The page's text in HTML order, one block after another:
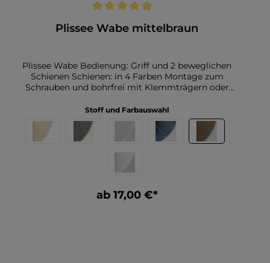
Plissee Wabe mittelbraun
Plissee Wabe Bedienung: Griff und 2 beweglichen
Schienen Schienen: in 4 Farben Montage zum
Schrauben und bohrfrei mit Klemmträgern oder
Höhe bis 220cm Weitere Informationen zu
unserem Plissee Wabe mittelbraun: Dieser
Plisseestoff mit Waben-Design P-108.3 in
mittelbraun ist einzigartig. Seine Farbe macht
jeden Raum sofort modern und schön. Auf der
eine stilvolle Optik, sondern unterstützt auch die
Raum optimal reguliert. Diese Kombination macht
Stoff und Farbauswahl
ab 17,00 €*